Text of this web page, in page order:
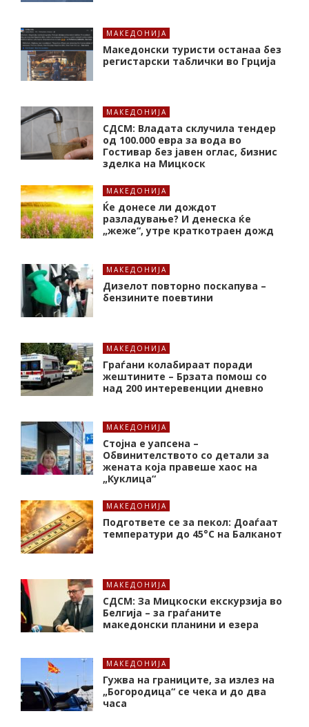
МАКЕДОНИЈА
Македонски туристи останаа без
регистарски таблички во Грција
МАКЕДОНИЈА
СДСМ: Владата склучила тендер
од 100.000 евра за вода во
Гостивар без јавен оглас, бизнис
зделка на Мицкоск
МАКЕДОНИЈА
Ќе донесе ли дождот
разладување? И денеска ќе
„жеже“, утре краткотраен дожд
МАКЕДОНИЈА
Дизелот повторно поскапува –
бензините поевтини
МАКЕДОНИЈА
Граѓани колабираат поради
жештините – Брзата помош со
над 200 интеревенции дневно
МАКЕДОНИЈА
Стојна е уапсена –
Обвинителството со детали за
жената која правеше хаос на
„Куклица“
МАКЕДОНИЈА
Подгответе се за пекол: Доаѓаат
температури до 45°C на Балканот
МАКЕДОНИЈА
СДСМ: За Мицкоски екскурзија во
Белгија – за граѓаните
македонски планини и езера
МАКЕДОНИЈА
Гужва на границите, за излез на
„Богородица“ се чека и до два
часа